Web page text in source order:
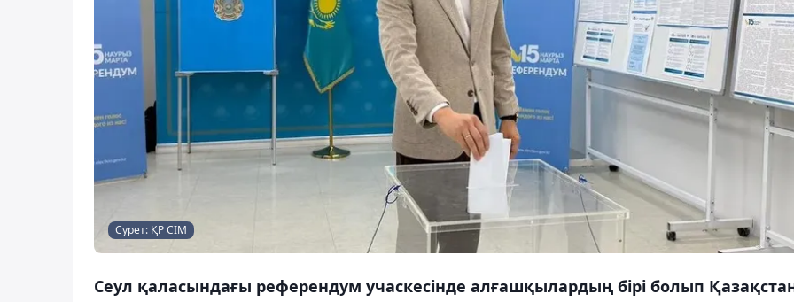
Сурет: ҚР СІМ
Сеул қаласындағы референдум учаскесінде алғашқылардың бірі болып